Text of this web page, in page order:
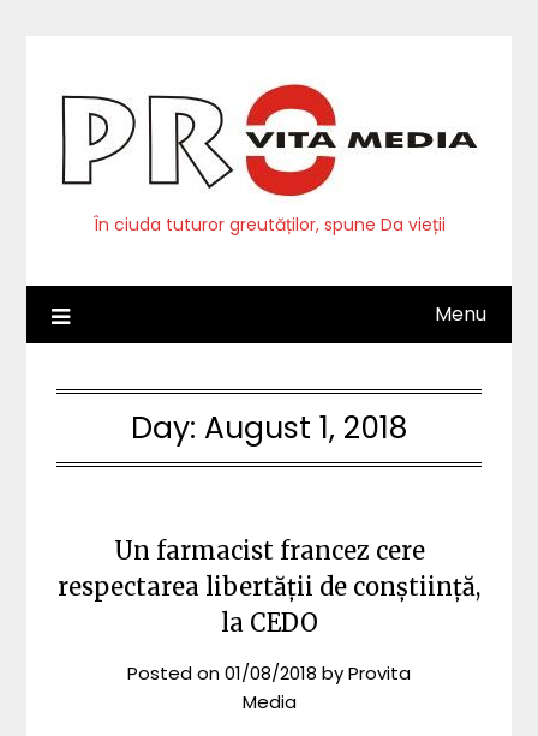
În ciuda tuturor greutăților, spune Da vieții
Menu
Day: August 1, 2018
Un farmacist francez cere
respectarea libertății de conștiință,
la CEDO
Posted on01/08/2018 byProvita
Media